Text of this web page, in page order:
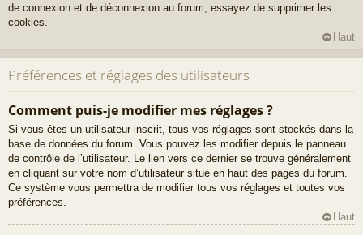
de connexion et de déconnexion au forum, essayez de supprimer les
cookies.
Haut
Préférences et réglages des utilisateurs
Comment puis-je modifier mes réglages ?
Si vous êtes un utilisateur inscrit, tous vos réglages sont stockés dans la
base de données du forum. Vous pouvez les modifier depuis le panneau
de contrôle de l’utilisateur. Le lien vers ce dernier se trouve généralement
en cliquant sur votre nom d’utilisateur situé en haut des pages du forum.
Ce système vous permettra de modifier tous vos réglages et toutes vos
préférences.
Haut